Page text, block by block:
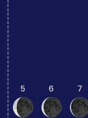
5 6 7